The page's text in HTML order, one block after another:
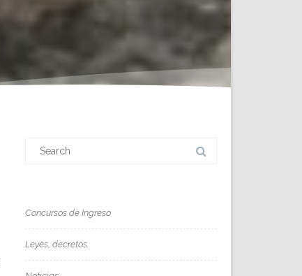
Concursos de Ingreso
Leyes, decretos.